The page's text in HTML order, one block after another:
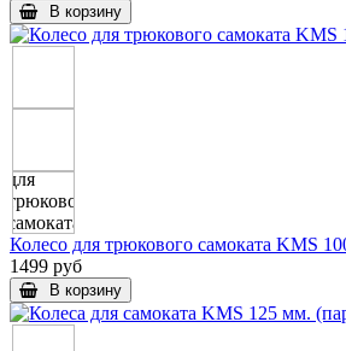
В корзину
Колесо для трюкового самоката KMS
1499 руб
В корзину